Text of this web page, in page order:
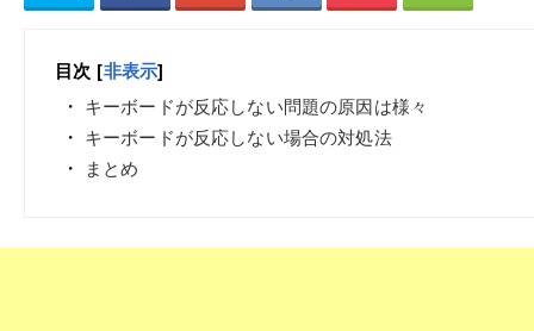
目次 [非表示]
キーボードが反応しない問題の原因は様々
キーボードが反応しない場合の対処法
まとめ